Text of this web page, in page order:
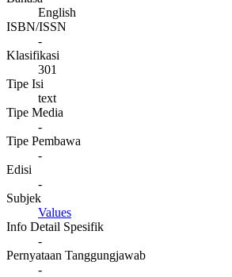
English
ISBN/ISSN
-
Klasifikasi
301
Tipe Isi
text
Tipe Media
-
Tipe Pembawa
-
Edisi
-
Subjek
Values
Info Detail Spesifik
-
Pernyataan Tanggungjawab
-